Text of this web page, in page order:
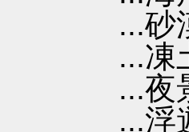
...砂漠
...凍土
...夜景
...浮遊